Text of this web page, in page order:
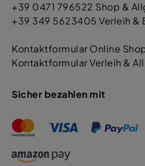
+39 0471 796522 Shop &
+39 349 5623405 Verleih &
Kontaktformular Online
Kontaktformular Verleih &
Sicher bezahlen mit